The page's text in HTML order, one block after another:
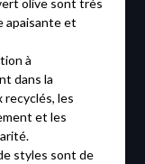
olive sont très
apaisante et
à
dans la
les
et les
styles sont de